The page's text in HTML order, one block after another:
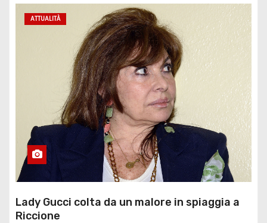
ATTUALITÀ
Lady Gucci colta da un malore in spiaggia a
Riccione